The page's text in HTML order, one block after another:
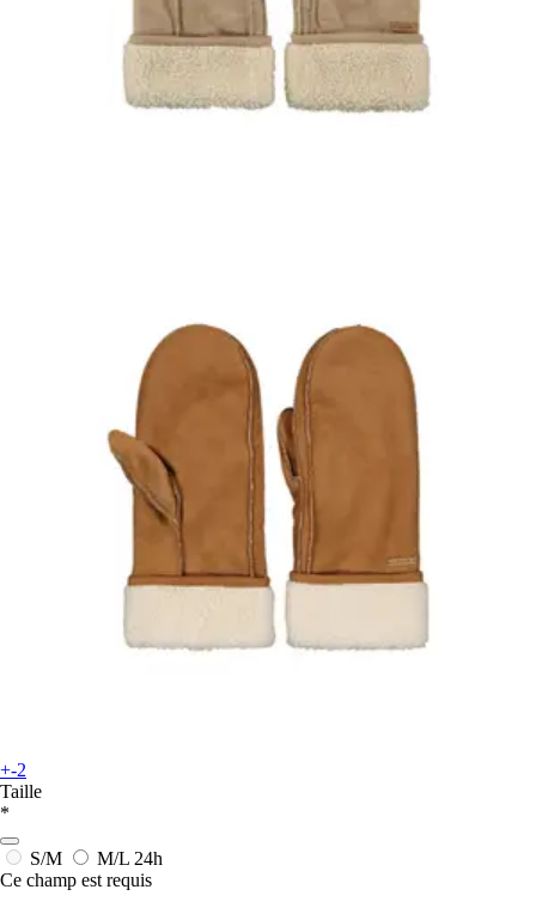
+-2
Taille
*
S/M M/L 24h
Ce champ est requis